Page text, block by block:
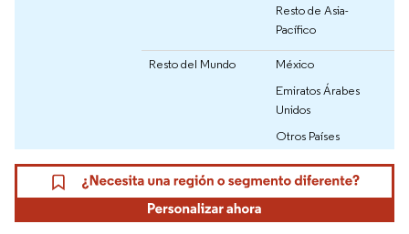
Resto de Asia-
Pacífico
Resto del Mundo
México
Emiratos Árabes
Unidos
Otros Países